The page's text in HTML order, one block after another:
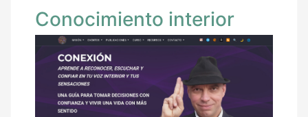
Conocimiento interior